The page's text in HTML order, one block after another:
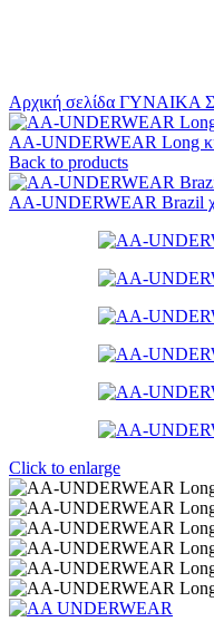
Αρχική σελίδα ΓΥΝΑΙΚΑ
AA-UNDERWEAR Long
Back to products
AA-UNDERWEAR Brazil
Click to enlarge